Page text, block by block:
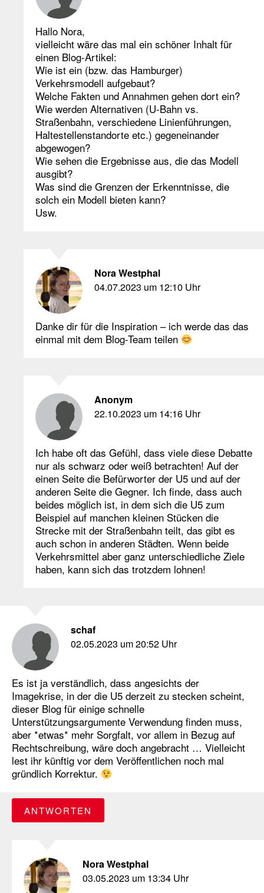
Hallo Nora,
vielleicht wäre das mal ein schöner Inhalt für
einen Blog-Artikel:
Wie ist ein (bzw. das Hamburger)
Verkehrsmodell aufgebaut?
Welche Fakten und Annahmen gehen dort ein?
Wie werden Alternativen (U-Bahn vs.
Straßenbahn, verschiedene Linienführungen,
Haltestellenstandorte etc.) gegeneinander
abgewogen?
Wie sehen die Ergebnisse aus, die das Modell
ausgibt?
Was sind die Grenzen der Erkenntnisse, die
solch ein Modell bieten kann?
Usw.
Nora Westphal
04.07.2023 um 12:10 Uhr
Danke dir für die Inspiration – ich werde das das
einmal mit dem Blog-Team teilen
Anonym
22.10.2023 um 14:16 Uhr
Ich habe oft das Gefühl, dass viele diese Debatte
nur als schwarz oder weiß betrachten! Auf der
einen Seite die Befürworter der U5 und auf der
anderen Seite die Gegner. Ich finde, dass auch
beides möglich ist, in dem sich die U5 zum
Beispiel auf manchen kleinen Stücken die
Strecke mit der Straßenbahn teilt, das gibt es
auch schon in anderen Städten. Wenn beide
Verkehrsmittel aber ganz unterschiedliche Ziele
haben, kann sich das trotzdem lohnen!
schaf
02.05.2023 um 20:52 Uhr
Es ist ja verständlich, dass angesichts der
Imagekrise, in der die U5 derzeit zu stecken scheint,
dieser Blog für einige schnelle
Unterstützungsargumente Verwendung finden muss,
aber *etwas* mehr Sorgfalt, vor allem in Bezug auf
Rechtschreibung, wäre doch angebracht … Vielleicht
lest ihr künftig vor dem Veröffentlichen noch mal
gründlich Korrektur.
ANTWORTEN
Nora Westphal
03.05.2023 um 13:34 Uhr